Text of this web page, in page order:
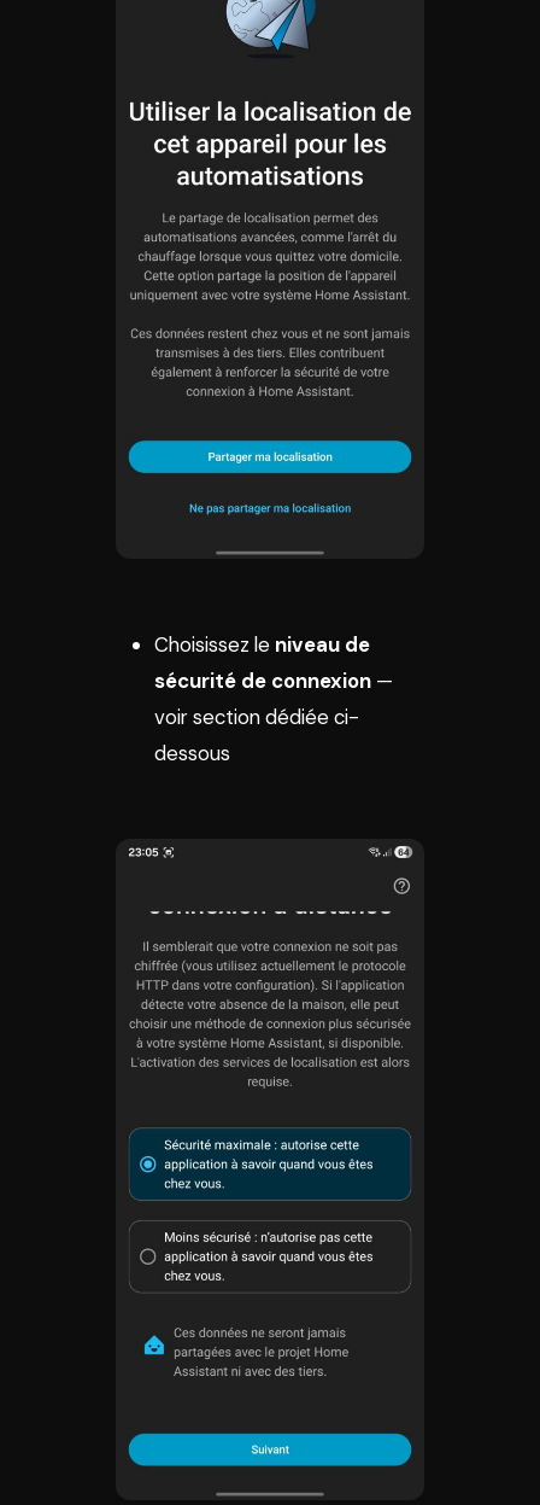
Choisissez le niveau de
sécurité de connexion —
voir section dédiée ci-
dessous